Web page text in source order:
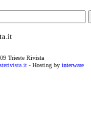
Trieste Rivista
- Hosting by interware